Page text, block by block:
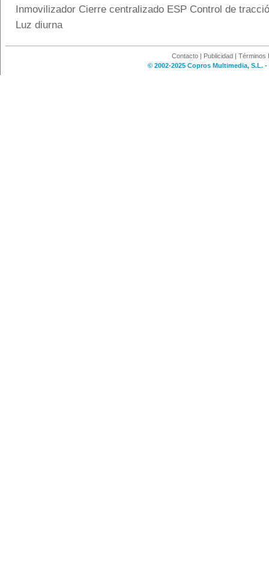
Inmovilizador Cierre centralizado ESP Control de
Luz diurna
Contacto | Publicidad | Términos
© 2002-2025 Copros Multimedia, S.L.